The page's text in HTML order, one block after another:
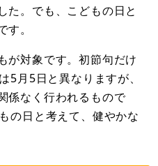
た。でも、こどもの日と
。
が対象です。初節句だけ
5月5日と異なりますが、
係なく行われるもので
の日と考えて、健やかな